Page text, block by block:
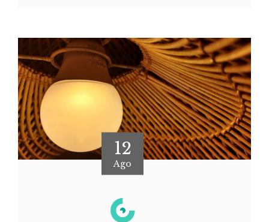
12
Ago